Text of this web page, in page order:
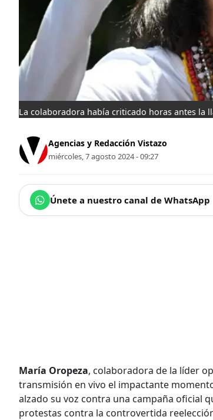
La colaboradora había criticado horas antes la
Agencias y Redacción Vistazo
miércoles, 7 agosto 2024 - 09:27
Únete a nuestro canal de WhatsApp
María Oropeza, colaboradora de la líder
transmisión en vivo el impactante
alzado su voz contra una campaña oficial
protestas contra la controvertida